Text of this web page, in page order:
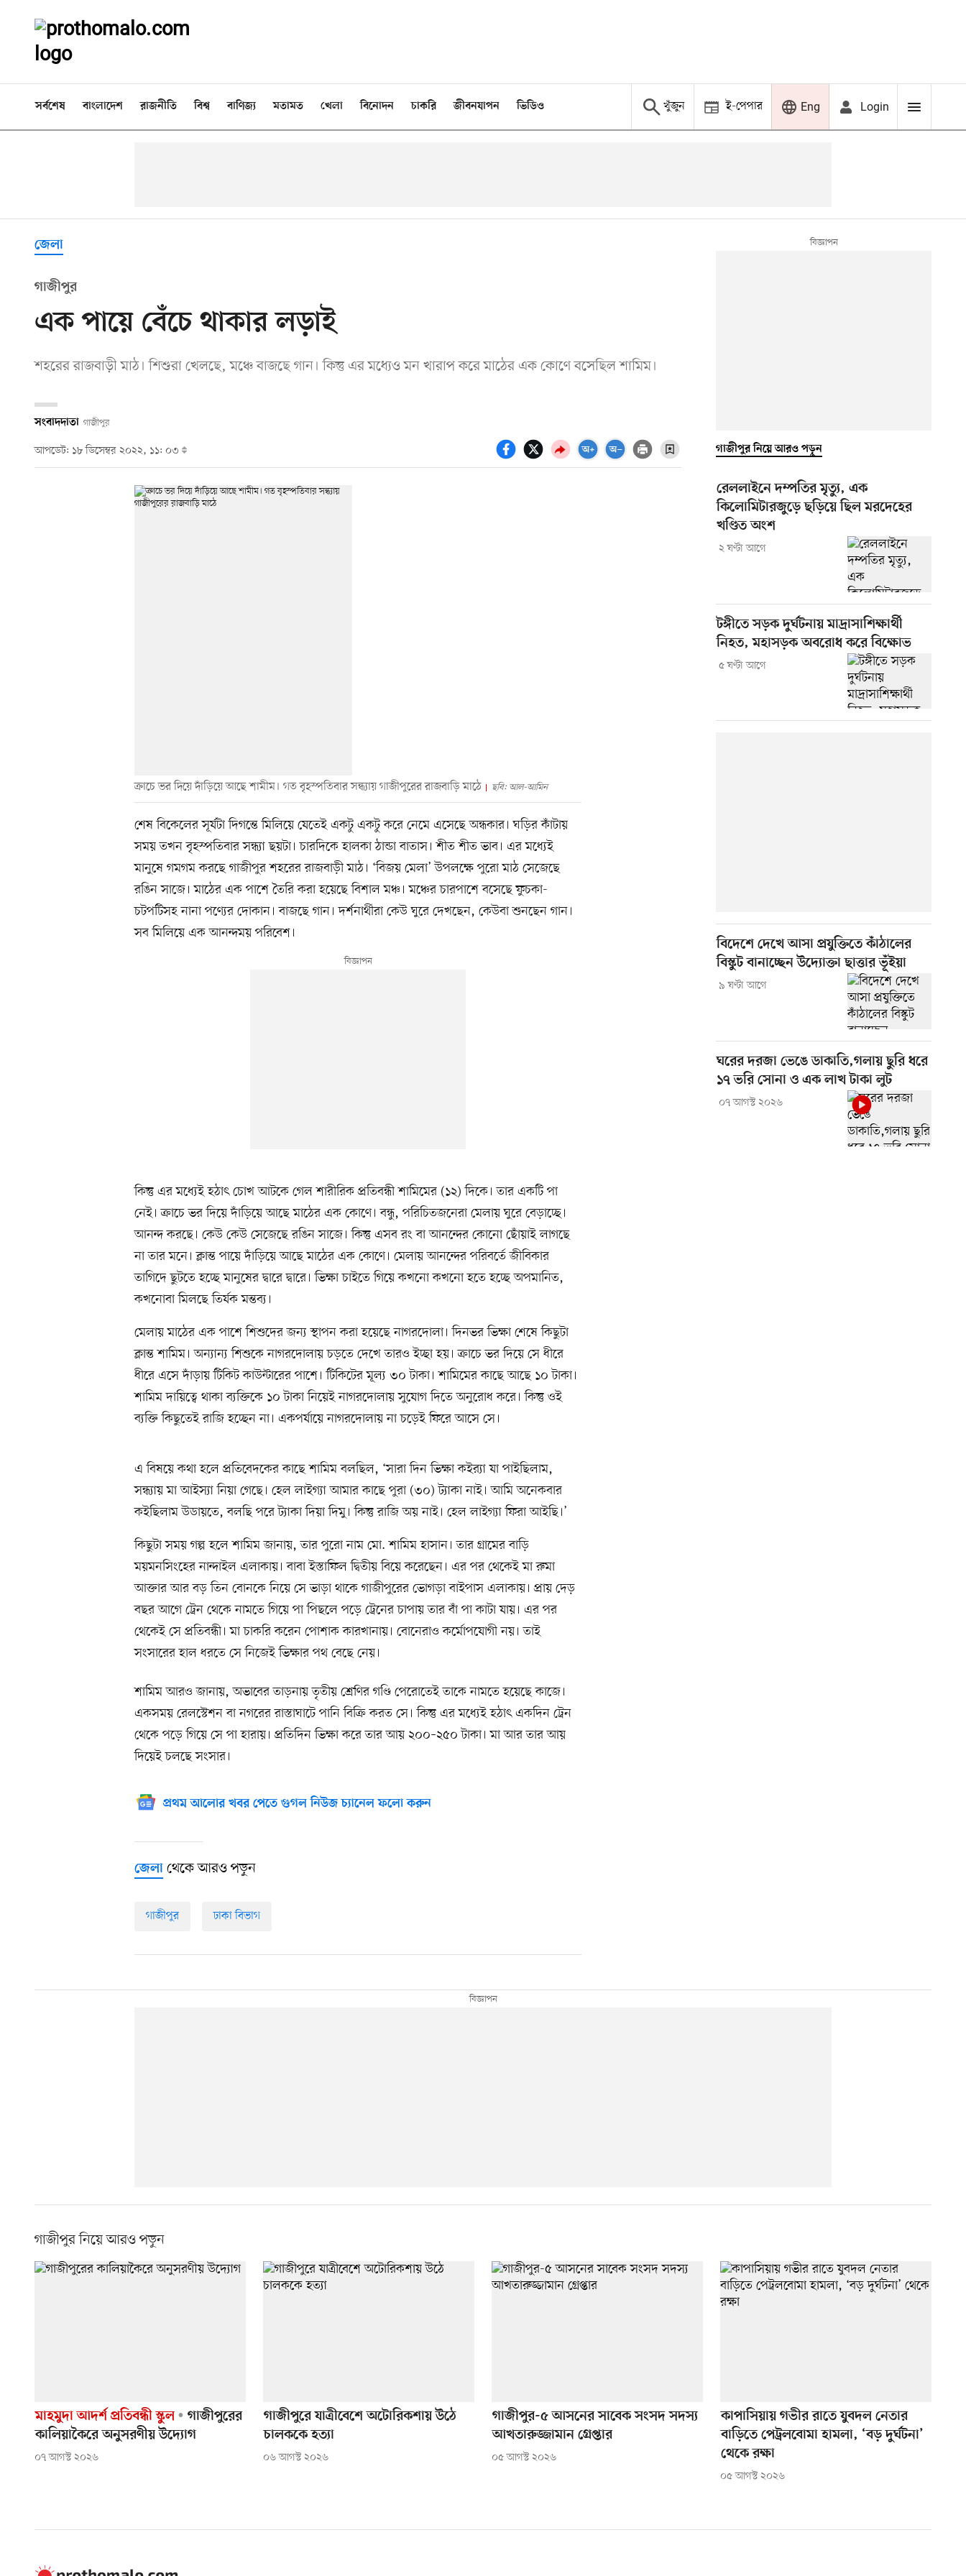
সর্বশেষ বাংলাদেশ রাজনীতি বিশ্ব বাণিজ্য মতামত খেলা বিনোদন চাকরি জীবনযাপন ভিডিও খুঁজুন ই-পেপার Eng Login
জেলা
গাজীপুর
এক পায়ে বেঁচে থাকার লড়াই
শহরের রাজবাড়ী মাঠ। শিশুরা খেলছে, মঞ্চে বাজছে গান। কিন্তু এর মধ্যেও মন খারাপ করে মাঠের এক কোণে বসেছিল শামিম।
সংবাদদাতা গাজীপুর
আপডেট: ১৮ ডিসেম্বর ২০২২, ১১: ০৩
ক্রাচে ভর দিয়ে দাঁড়িয়ে আছে শামীম। গত বৃহস্পতিবার সন্ধ্যায় গাজীপুরের রাজবাড়ি মাঠে ছবি: আল-আমিন
শেষ বিকেলের সূর্যটা দিগন্তে মিলিয়ে যেতেই একটু একটু করে নেমে এসেছে অন্ধকার। ঘড়ির কাঁটায়
সময় তখন বৃহস্পতিবার সন্ধ্যা ছয়টা। চারদিকে হালকা ঠান্ডা বাতাস। শীত শীত ভাব। এর মধ্যেই
মানুষে গমগম করছে গাজীপুর শহরের রাজবাড়ী মাঠ। ‘বিজয় মেলা’ উপলক্ষে পুরো মাঠ সেজেছে
রঙিন সাজে। মাঠের এক পাশে তৈরি করা হয়েছে বিশাল মঞ্চ। মঞ্চের চারপাশে বসেছে ফুচকা-
চটপটিসহ নানা পণ্যের দোকান। বাজছে গান। দর্শনার্থীরা কেউ ঘুরে দেখছেন, কেউবা শুনছেন গান।
সব মিলিয়ে এক আনন্দময় পরিবেশ।
কিন্তু এর মধ্যেই হঠাৎ চোখ আটকে গেল শারীরিক প্রতিবন্ধী শামিমের (১২) দিকে। তার একটি পা
নেই। ক্রাচে ভর দিয়ে দাঁড়িয়ে আছে মাঠের এক কোণে। বন্ধু, পরিচিতজনেরা মেলায় ঘুরে বেড়াচ্ছে।
আনন্দ করছে। কেউ কেউ সেজেছে রঙিন সাজে। কিন্তু এসব রং বা আনন্দের কোনো ছোঁয়াই লাগছে
না তার মনে। ক্লান্ত পায়ে দাঁড়িয়ে আছে মাঠের এক কোণে। মেলায় আনন্দের পরিবর্তে জীবিকার
তাগিদে ছুটতে হচ্ছে মানুষের দ্বারে দ্বারে। ভিক্ষা চাইতে গিয়ে কখনো কখনো হতে হচ্ছে অপমানিত,
কখনোবা মিলছে তির্যক মন্তব্য।
মেলায় মাঠের এক পাশে শিশুদের জন্য স্থাপন করা হয়েছে নাগরদোলা। দিনভর ভিক্ষা শেষে কিছুটা
ক্লান্ত শামিম। অন্যান্য শিশুকে নাগরদোলায় চড়তে দেখে তারও ইচ্ছা হয়। ক্রাচে ভর দিয়ে সে ধীরে
ধীরে এসে দাঁড়ায় টিকিট কাউন্টারের পাশে। টিকিটের মূল্য ৩০ টাকা। শামিমের কাছে আছে ১০ টাকা।
শামিম দায়িত্বে থাকা ব্যক্তিকে ১০ টাকা নিয়েই নাগরদোলায় সুযোগ দিতে অনুরোধ করে। কিন্তু ওই
ব্যক্তি কিছুতেই রাজি হচ্ছেন না। একপর্যায়ে নাগরদোলায় না চড়েই ফিরে আসে সে।
এ বিষয়ে কথা হলে প্রতিবেদকের কাছে শামিম বলছিল, ‘সারা দিন ভিক্ষা কইর‌্যা যা পাইছিলাম,
সন্ধ্যায় মা আইস্যা নিয়া গেছে। হেল লাইগ্যা আমার কাছে পুরা (৩০) ট্যাকা নাই। আমি অনেকবার
কইছিলাম উডায়তে, বলছি পরে ট্যাকা দিয়া দিমু। কিন্তু রাজি অয় নাই। হেল লাইগ্যা ফিরা আইছি।’
কিছুটা সময় গল্প হলে শামিম জানায়, তার পুরো নাম মো. শামিম হাসান। তার গ্রামের বাড়ি
ময়মনসিংহের নান্দাইল এলাকায়। বাবা ইস্তাফিল দ্বিতীয় বিয়ে করেছেন। এর পর থেকেই মা রুমা
আক্তার আর বড় তিন বোনকে নিয়ে সে ভাড়া থাকে গাজীপুরের ভোগড়া বাইপাস এলাকায়। প্রায় দেড়
বছর আগে ট্রেন থেকে নামতে গিয়ে পা পিছলে পড়ে ট্রেনের চাপায় তার বাঁ পা কাটা যায়। এর পর
থেকেই সে প্রতিবন্ধী। মা চাকরি করেন পোশাক কারখানায়। বোনেরাও কর্মোপযোগী নয়। তাই
সংসারের হাল ধরতে সে নিজেই ভিক্ষার পথ বেছে নেয়।
শামিম আরও জানায়, অভাবের তাড়নায় তৃতীয় শ্রেণির গণ্ডি পেরোতেই তাকে নামতে হয়েছে কাজে।
একসময় রেলস্টেশন বা নগরের রাস্তাঘাটে পানি বিক্রি করত সে। কিন্তু এর মধ্যেই হঠাৎ একদিন ট্রেন
থেকে পড়ে গিয়ে সে পা হারায়। প্রতিদিন ভিক্ষা করে তার আয় ২০০–২৫০ টাকা। মা আর তার আয়
দিয়েই চলছে সংসার।
প্রথম আলোর খবর পেতে গুগল নিউজ চ্যানেল ফলো করুন
জেলা থেকে আরও পড়ুন
গাজীপুর ঢাকা বিভাগ
গাজীপুর নিয়ে আরও পড়ুন
রেললাইনে দম্পতির মৃত্যু, এক
কিলোমিটারজুড়ে ছড়িয়ে ছিল মরদেহের
খণ্ডিত অংশ
২ ঘণ্টা আগে
টঙ্গীতে সড়ক দুর্ঘটনায় মাদ্রাসাশিক্ষার্থী
নিহত, মহাসড়ক অবরোধ করে বিক্ষোভ
৫ ঘণ্টা আগে
বিদেশে দেখে আসা প্রযুক্তিতে কাঁঠালের
বিস্কুট বানাচ্ছেন উদ্যোক্তা ছাত্তার ভূঁইয়া
৯ ঘণ্টা আগে
ঘরের দরজা ভেঙে ডাকাতি,গলায় ছুরি ধরে
১৭ ভরি সোনা ও এক লাখ টাকা লুট
০৭ আগস্ট ২০২৬
গাজীপুর নিয়ে আরও পড়ুন
মাহমুদা আদর্শ প্রতিবন্ধী স্কুল
গাজীপুরের
কালিয়াকৈরে অনুসরণীয় উদ্যোগ
০৭ আগস্ট ২০২৬
গাজীপুরে যাত্রীবেশে অটোরিকশায় উঠে
চালককে হত্যা
০৬ আগস্ট ২০২৬
গাজীপুর-৫ আসনের সাবেক সংসদ সদস্য
আখতারুজ্জামান গ্রেপ্তার
০৫ আগস্ট ২০২৬
কাপাসিয়ায় গভীর রাতে যুবদল নেতার
বাড়িতে পেট্রলবোমা হামলা, ‘বড় দুর্ঘটনা’
থেকে রক্ষা
০৫ আগস্ট ২০২৬